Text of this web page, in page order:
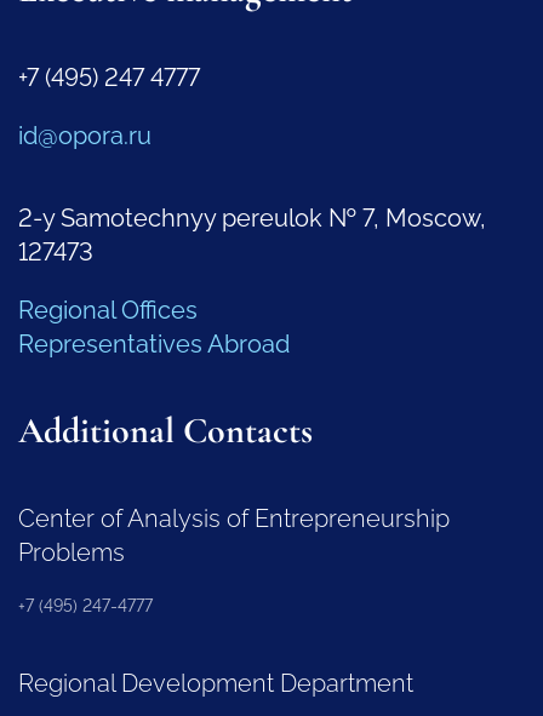
+7 (495) 247 4777
id@opora.ru
2-y Samotechnyy pereulok № 7, Moscow,
127473
Regional Offices
Representatives Abroad
Additional Contacts
Center of Analysis of Entrepreneurship
Problems
+7 (495) 247-4777
Regional Development Department